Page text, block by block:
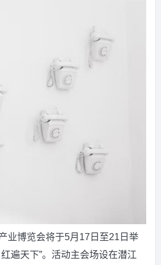
业博览会将于5月17日至21日举
遍天下”。活动主会场设在潜江